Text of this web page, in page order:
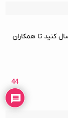
کنید تا همکاران
44